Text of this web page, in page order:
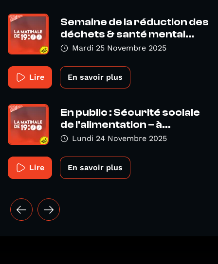
Semaine de la réduction des
déchets & santé mental...
Mardi 25 Novembre 2025
Lire En savoir plus
En public : Sécurité sociale
de l'alimentation – à...
Lundi 24 Novembre 2025
Lire En savoir plus